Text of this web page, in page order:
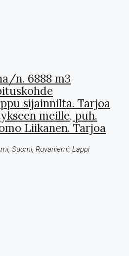
n. 6888 m3
sijainnilta. Tarjoa
meille, puh.
Liikanen. Tarjoa
Suomi, Rovaniemi, Lappi